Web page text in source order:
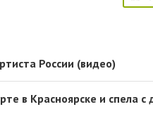
России (видео)
в Красноярске и спела с